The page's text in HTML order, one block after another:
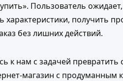
Пользователь
характеристики, получить
без лишних действий.
к нам с задачей
магазин с продуманным